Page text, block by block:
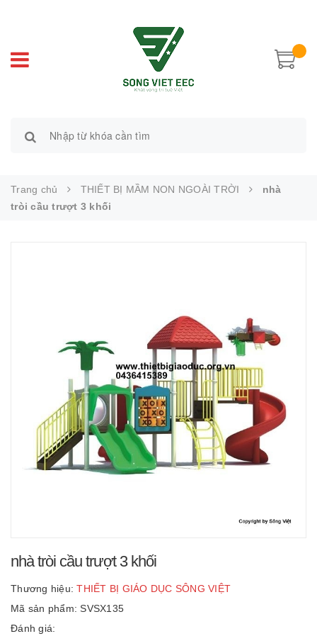
Trang chủ THIẾT BỊ MẦM NON NGOÀI TRỜI
nhà
tròi cầu trượt 3 khối
nhà tròi cầu trượt 3 khối
Thương hiệu: THIẾT BỊ GIÁO DỤC SÔNG VIỆT
Mã sản phẩm: SVSX135
Đánh giá: